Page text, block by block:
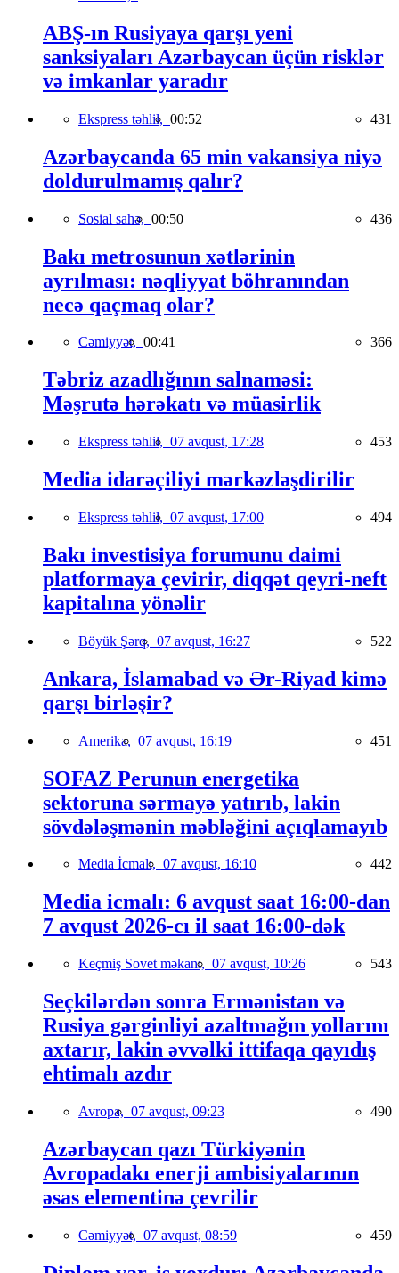
ABŞ-ın Rusiyaya qarşı yeni
sanksiyaları Azərbaycan üçün risklər
və imkanlar yaradır
Ekspress təhlil, 00:52 431
Azərbaycanda 65 min vakansiya niyə
doldurulmamış qalır?
Sosial sahə, 00:50 436
Bakı metrosunun xətlərinin
ayrılması: nəqliyyat böhranından
necə qaçmaq olar?
Cəmiyyət, 00:41 366
Təbriz azadlığının salnaməsi:
Məşrutə hərəkatı və müasirlik
Ekspress təhlil, 07 avqust, 17:28 453
Media idarəçiliyi mərkəzləşdirilir
Ekspress təhlil, 07 avqust, 17:00 494
Bakı investisiya forumunu daimi
platformaya çevirir, diqqət qeyri-neft
kapitalına yönəlir
Böyük Şərq, 07 avqust, 16:27 522
Ankara, İslamabad və Ər-Riyad kimə
qarşı birləşir?
Amerika, 07 avqust, 16:19 451
SOFAZ Perunun energetika
sektoruna sərmayə yatırıb, lakin
sövdələşmənin məbləğini açıqlamayıb
Media İcmalı, 07 avqust, 16:10 442
Media icmalı: 6 avqust saat 16:00-dan
7 avqust 2026-cı il saat 16:00-dək
Keçmiş Sovet məkanı, 07 avqust, 10:26 543
Seçkilərdən sonra Ermənistan və
Rusiya gərginliyi azaltmağın yollarını
axtarır, lakin əvvəlki ittifaqa qayıdış
ehtimalı azdır
Avropa, 07 avqust, 09:23 490
Azərbaycan qazı Türkiyənin
Avropadakı enerji ambisiyalarının
əsas elementinə çevrilir
Cəmiyyət, 07 avqust, 08:59 459